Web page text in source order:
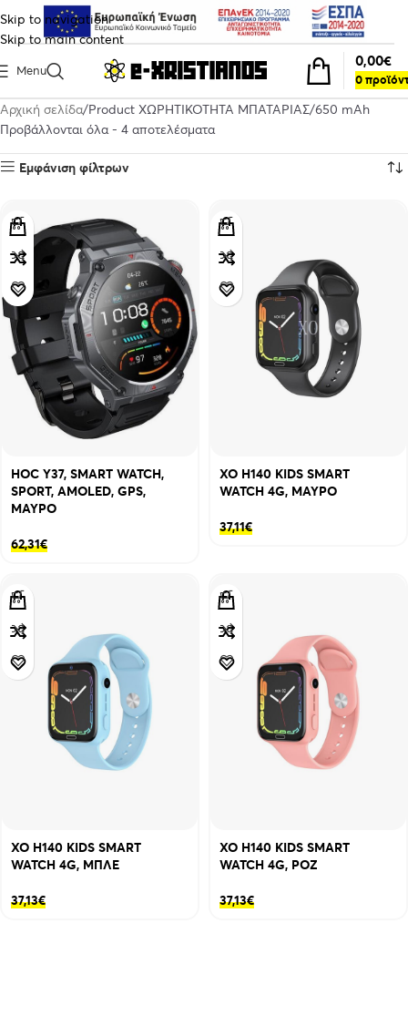
Skip to navigation
Skip to main content
Menu
0
0,00€
Αρχική σελίδα Product ΧΩΡΗΤΙΚΟΤΗΤΑ ΜΠΑΤΑΡΙΑΣ 650 mAh
Προβάλλονται όλα - 4 αποτελέσματα
Εμφάνιση φίλτρων
HOC Y37, SMART WATCH,
SPORT, AMOLED, GPS,
ΜΑΥΡΟ
62,31€
XO H140 KIDS SMART
WATCH 4G, ΜΑΥΡΟ
37,11€
XO H140 KIDS SMART
WATCH 4G, ΜΠΛΕ
37,13€
XO H140 KIDS SMART
WATCH 4G, ΡΟΖ
37,13€